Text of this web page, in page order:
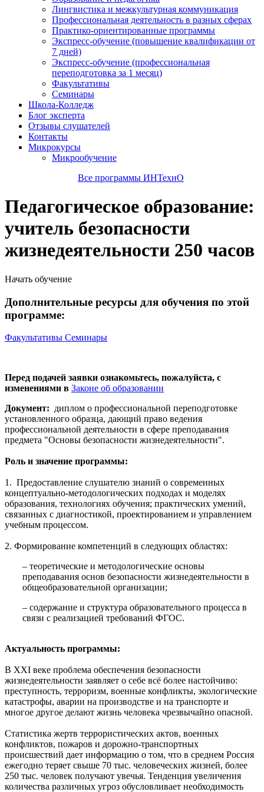
Лингвистика и межкультурная коммуникация
Профессиональная деятельность в разных сферах
Практико-ориентированные программы
Экспресс-обучение (повышение квалификации от
7 дней)
Экспресс-обучение (профессиональная
переподготовка за 1 месяц)
Факультативы
Семинары
Школа-Колледж
Блог эксперта
Отзывы слушателей
Контакты
Микрокурсы
Микрообучение
Все программы ИНТехнО
Педагогическое образование:
учитель безопасности
жизнедеятельности 250 часов
Начать обучение
Дополнительные ресурсы для обучения по этой
программе:
Факультативы Семинары
Перед подачей заявки ознакомьтесь, пожалуйста, с
изменениями в Законе об образовании
Документ: диплом о профессиональной переподготовке
установленного образца, дающий право ведения
профессиональной деятельности в сфере преподавания
предмета "Основы безопасности жизнедеятельности".
Роль и значение программы:
1. Предоставление слушателю знаний о современных
концептуально-методологических подходах и моделях
образования, технологиях обучения; практических умений,
связанных с диагностикой, проектированием и управлением
учебным процессом.
2. Формирование компетенций в следующих областях:
– теоретические и методологические основы
преподавания основ безопасности жизнедеятельности в
общеобразовательной организации;
– содержание и структура образовательного процесса в
связи с реализацией требований ФГОС.
Актуальность программы:
В ХХI веке проблема обеспечения безопасности
жизнедеятельности заявляет о себе всё более настойчиво:
преступность, терроризм, военные конфликты, экологические
катастрофы, аварии на производстве и на транспорте и
многое другое делают жизнь человека чрезвычайно опасной.
Статистика жертв террористических актов, военных
конфликтов, пожаров и дорожно-транспортных
происшествий дает информацию о том, что в среднем Россия
ежегодно теряет свыше 70 тыс. человеческих жизней, более
250 тыс. человек получают увечья. Тенденция увеличения
количества различных угроз обусловливает необходимость